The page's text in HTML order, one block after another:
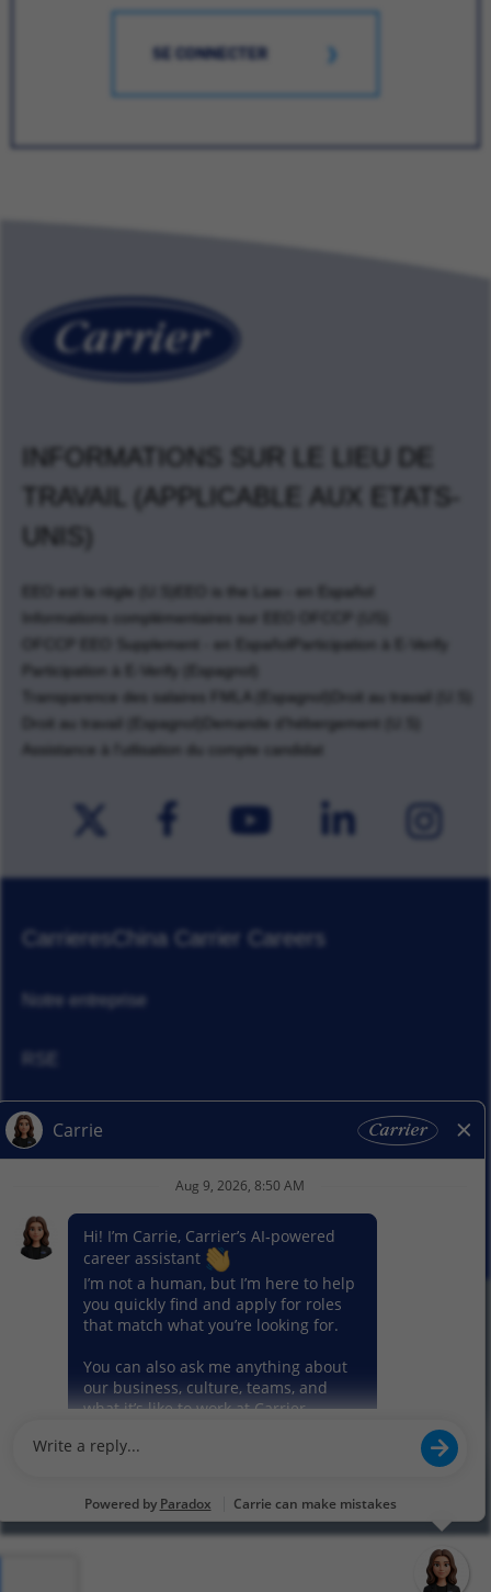
SE CONNECTER
INFORMATIONS SUR LE LIEU DE
TRAVAIL (APPLICABLE AUX ETATS-
UNIS)
EEO est la règle (U.S)
EEO is the Law - en Español
Informations complémentaires sur EEO OFCCP (US)
OFCCP EEO Supplement - en Español
Participation à E-Verify
Participation à E-Verify (Espagnol)
Transparence des salaires FMLA (Espagnol)
Droit au travail (U.S)
Droit au travail (Espagnol)
Demande d'hébergement (U.S)
Assistance à l'utlisation du compte candidat
CarrieresChina Carrier Careers
Notre entreprise
Actualités
© 2026 Carrier. Tous droits réservés
Notice sur la protection des données
Plan du site
Conditions d'utilisation